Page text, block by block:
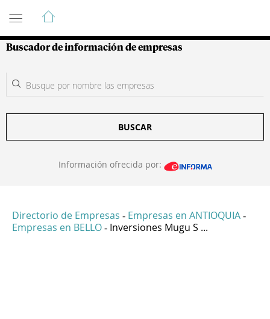
Guía de Empresas Colombianas
Buscador de información de empresas
BUSCAR
Información ofrecida por:
Directorio de Empresas - Empresas en ANTIOQUIA -
Empresas en BELLO - Inversiones Mugu S ...